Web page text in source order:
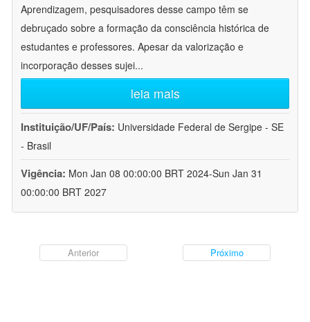
Aprendizagem, pesquisadores desse campo têm se
debruçado sobre a formação da consciência histórica de
estudantes e professores. Apesar da valorização e
incorporação desses sujei...
leia mais
Instituição/UF/País: Universidade Federal de Sergipe - SE
- Brasil
Vigência: Mon Jan 08 00:00:00 BRT 2024-Sun Jan 31
00:00:00 BRT 2027
Anterior Próximo